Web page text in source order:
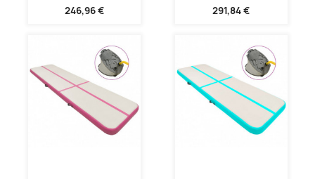
246,96 € 291,84 €